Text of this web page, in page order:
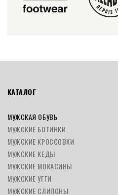
КАТАЛОГ
МУЖСКАЯ ОБУВЬ
МУЖСКИЕ БОТИНКИ
МУЖСКИЕ КРОССОВКИ
МУЖСКИЕ КЕДЫ
МУЖСКИЕ МОКАСИНЫ
МУЖСКИЕ УГГИ
МУЖСКИЕ СЛИПОНЫ